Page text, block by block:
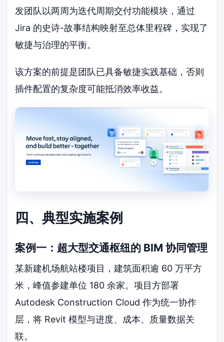
发团队以两周为迭代周期交付功能模块，通过
Jira 的史诗-故事结构映射至总体里程碑，实现了
敏捷与治理的平衡。
该方案的前提是团队已具备敏捷实践基础，否则
插件配置的复杂度可能抵消效率收益。
四、典型实施案例
案例一：超大型交通枢纽的 BIM 协同管理
某新建机场航站楼项目，建筑面积逾 60 万平方
米，峰值参建单位 180 余家。项目方部署
Autodesk Construction Cloud 作为统一协作
层，将 Revit 模型与进度、成本、质量数据关
联。